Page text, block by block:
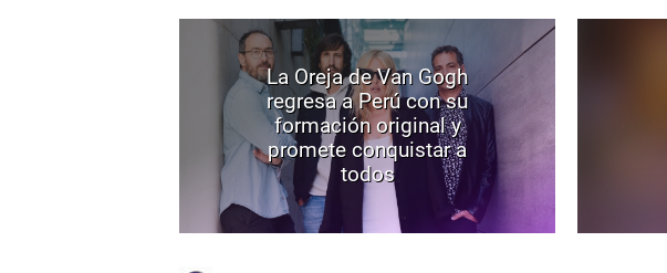
La Oreja de Van Gogh
regresa a Perú con su
formación original y
promete conquistar a
todos